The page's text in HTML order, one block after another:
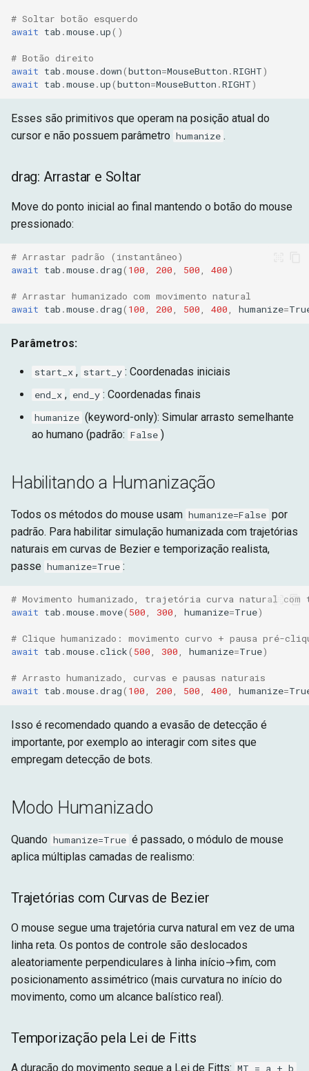
# Soltar botão esquerdo
await tab .mouse.up()
# Botão direito
await tab .mouse.down(button=MouseButton .RIGHT)
await tab .mouse.up(button=MouseButton .RIGHT)
Esses são primitivos que operam na posição atual do
cursor e não possuem parâmetro humanize .
drag: Arrastar e Soltar
Move do ponto inicial ao final mantendo o botão do mouse
pressionado:
# Arrastar padrão (instantâneo)
await tab .mouse.drag( 100, 200, 500, 400)
# Arrastar humanizado com movimento natural
await tab .mouse.drag( 100, 200, 500, 400, humanize=
Parâmetros:
start_x , start_y : Coordenadas iniciais
end_x , end_y : Coordenadas finais
humanize (keyword-only): Simular arrasto semelhante
ao humano (padrão: False )
Habilitando a Humanização
Todos os métodos do mouse usam humanize=False por
padrão. Para habilitar simulação humanizada com trajetórias
naturais em curvas de Bezier e temporização realista,
passe humanize=True :
# Movimento humanizado, trajetória curva natural
await tab .mouse.move( 500, 300, humanize=True)
# Clique humanizado: movimento curvo + pausa pré-
await tab .mouse.click( 500, 300, humanize=True)
# Arrasto humanizado, curvas e pausas naturais
await tab .mouse.drag( 100, 200, 500, 400, humanize=
Isso é recomendado quando a evasão de detecção é
importante, por exemplo ao interagir com sites que
empregam detecção de bots.
Modo Humanizado
Quando humanize=True é passado, o módulo de mouse
aplica múltiplas camadas de realismo:
Trajetórias com Curvas de Bezier
O mouse segue uma trajetória curva natural em vez de uma
linha reta. Os pontos de controle são deslocados
aleatoriamente perpendiculares à linha início→fim, com
posicionamento assimétrico (mais curvatura no início do
movimento, como um alcance balístico real).
Temporização pela Lei de Fitts
A duração do movimento segue a Lei de Fitts: MT = a + b